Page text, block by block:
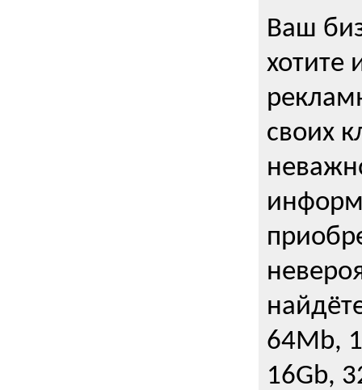
Ваш
хотите
своих
64Mb,
16Gb,